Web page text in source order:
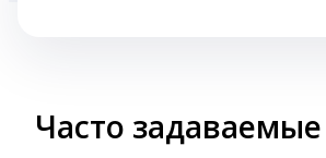
Часто задаваемые